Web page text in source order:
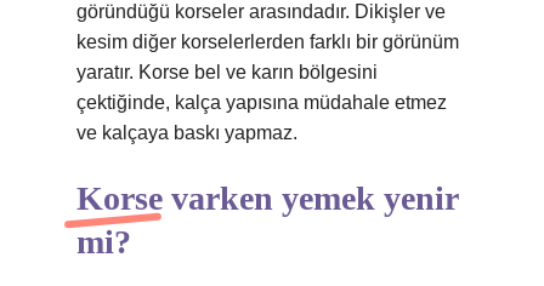
göründüğü korseler arasındadır. Dikişler ve
kesim diğer korselerlerden farklı bir görünüm
yaratır. Korse bel ve karın bölgesini
çektiğinde, kalça yapısına müdahale etmez
ve kalçaya baskı yapmaz.
Korse varken yemek yenir
mi?